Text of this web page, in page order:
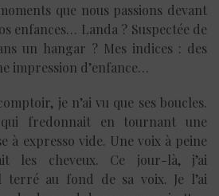
que nous passions devant
enfances… Landa ? Suspectée de
un hangar ? Mes indices : des
impression d’enfance…
je n’ai vu que ses boucles.
fredonnait en tournant une
à expresso vide. Une voix à peine
les cheveux. Ce jour-là, j’ai
terré au fond de sa voix. Je l’ai